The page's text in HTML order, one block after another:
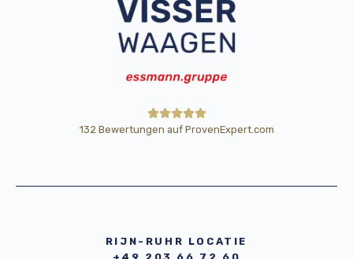
132 Bewertungen auf ProvenExpert.com
RIJN-RUHR LOCATIE